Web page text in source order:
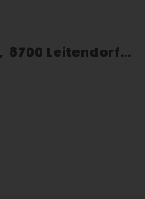
8700 Leitendorf